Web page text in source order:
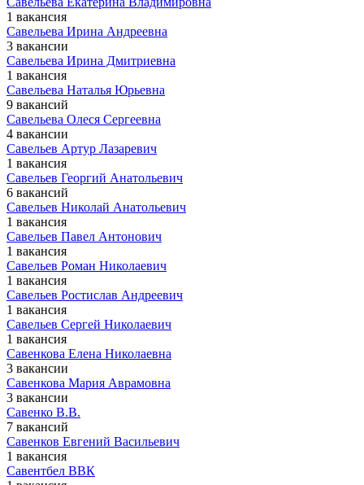
1 вакансия
Савельева Ирина Андреевна
3 вакансии
Савельева Ирина Дмитриевна
1 вакансия
Савельева Наталья Юрьевна
9 вакансий
Савельева Олеся Сергеевна
4 вакансии
Савельев Артур Лазаревич
1 вакансия
Савельев Георгий Анатольевич
6 вакансий
Савельев Николай Анатольевич
1 вакансия
Савельев Павел Антонович
1 вакансия
Савельев Роман Николаевич
1 вакансия
Савельев Ростислав Андреевич
1 вакансия
Савельев Сергей Николаевич
1 вакансия
Савенкова Елена Николаевна
3 вакансии
Савенкова Мария Аврамовна
3 вакансии
Савенко В.В.
7 вакансий
Савенков Евгений Васильевич
1 вакансия
Савентбел ВВК